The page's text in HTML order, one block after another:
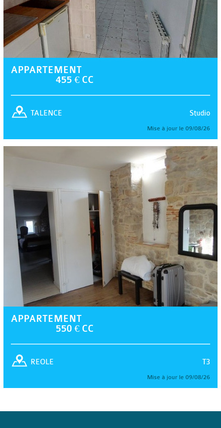
APPARTEMENT
455 € CC
Studio
TALENCE
Mise à jour le 09/08/26
APPARTEMENT
550 € CC
T3
REOLE
Mise à jour le 09/08/26